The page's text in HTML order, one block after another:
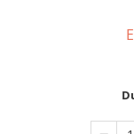
Cutite